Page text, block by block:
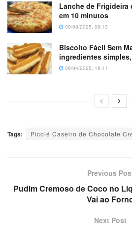
Lanche de Frigideira
em 10 minutos
09/08/2025, 09:13
Biscoito Fácil Sem
ingredientes
08/04/2025, 18:11
Tags: Picolé Caseiro de Chocolate
Previous
Pudim Cremoso de Coco no
Vai ao
Next Post